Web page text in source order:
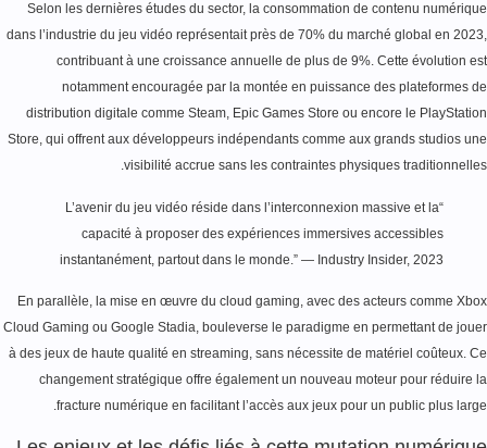
Selon les dernières études du sector, la consommation de contenu
dans l’industrie du jeu vidéo représentait près de70%du marché global en
contribuant à une croissance annuelle de plus de9%. Cette évolution
notamment encouragée par la montée en puissance des plateformes
distribution digitale comme Steam, Epic Games Store ou encore le
Store, qui offrent aux développeurs indépendants comme aux grands studios
visibilité accrue sans les contraintes physiques
“L’avenir du jeu vidéo réside dans l’interconnexion massive et la
capacité à proposer des expériences immersives accessibles
instantanément, partout dans le monde.” — Industry Insider, 2023
En parallèle, la mise en œuvre du cloud gaming, avec des acteurs comme
Cloud Gaming ou Google Stadia, bouleverse le paradigme en permettant de
à des jeux de haute qualité en streaming, sans nécessite de matériel coûteux.
changement stratégique offre également un nouveau moteur pour réduire
fracture numérique en facilitant l’accès aux jeux pour un public plus